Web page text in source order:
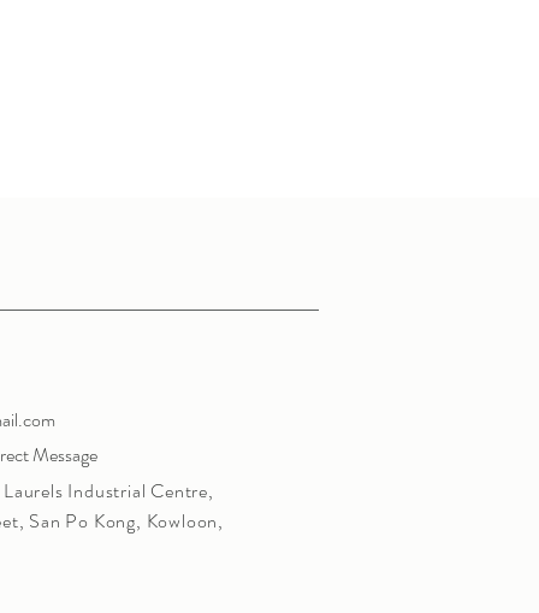
Message
Industrial Centre,
San Po Kong, Kowloon,